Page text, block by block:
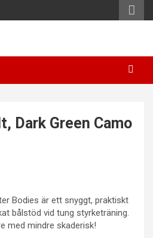
Dark Green Camo
Bodies är ett snyggt, praktiskt
bålstöd vid tung styrketräning.
med mindre skaderisk!